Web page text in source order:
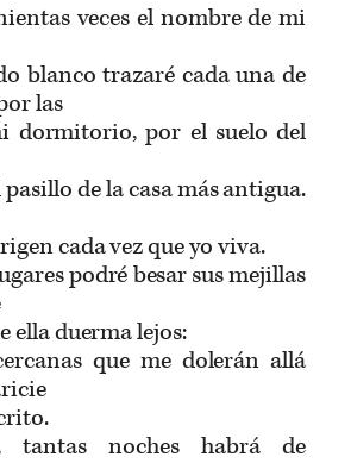
veces el nombre de mi
blanco trazaré cada una de
las
dormitorio, por el suelo del
de la casa más antigua.
cada vez que yo viva.
podré besar sus mejillas
ella duerma lejos:
que me dolerán allá
tantas noches habrá de